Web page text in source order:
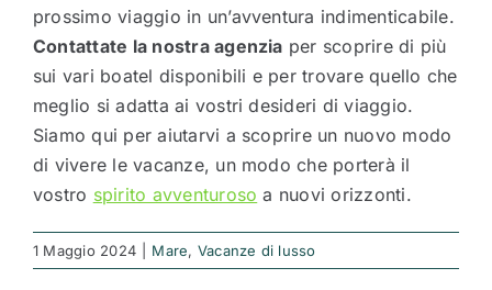
prossimo viaggio in un’avventura indimenticabile.
Contattate la nostra agenzia per scoprire di più
sui vari boatel disponibili e per trovare quello che
meglio si adatta ai vostri desideri di viaggio.
Siamo qui per aiutarvi a scoprire un nuovo modo
di vivere le vacanze, un modo che porterà il
vostro spirito avventuroso a nuovi orizzonti.
1 Maggio 2024 Mare, Vacanze di lusso